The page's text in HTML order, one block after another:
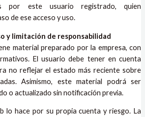
por este usuario registrado, quien
de ese acceso y uso.
y limitación de responsabilidad
material preparado por la empresa, con
El usuario debe tener en cuenta
no reflejar el estado más reciente sobre
Asimismo, este material podrá ser
o actualizado sin notificación previa.
lo hace por su propia cuenta y riesgo. La